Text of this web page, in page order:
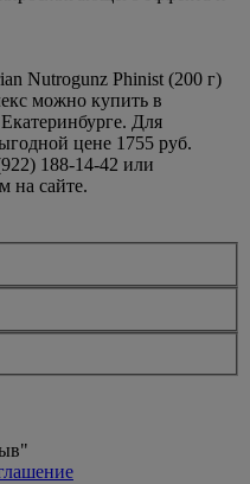
Nutrogunz Phinist (200 г)
можно купить в
Для
цене 1755 руб.
188-14-42 или
на сайте.